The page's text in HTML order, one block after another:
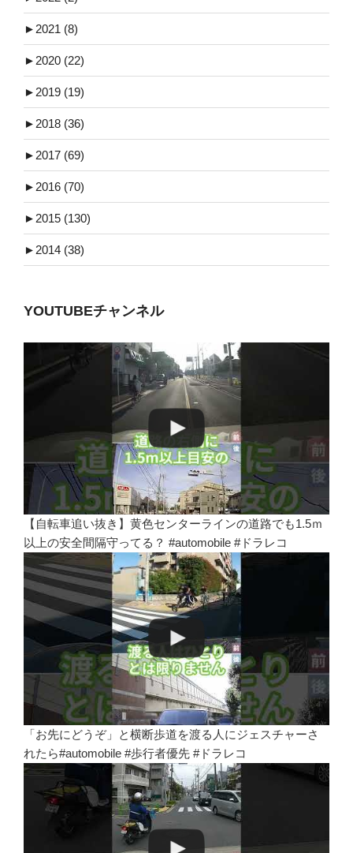
► 2021 (8)
► 2020 (22)
► 2019 (19)
► 2018 (36)
► 2017 (69)
► 2016 (70)
► 2015 (130)
► 2014 (38)
YOUTUBEチャンネル
【自転車追い抜き】黄色センターラインの道路でも1.5ｍ
以上の安全間隔守ってる？ #automobile #ドラレコ
「お先にどうぞ」と横断歩道を渡る人にジェスチャーさ
れたら#automobile #歩行者優先 #ドラレコ